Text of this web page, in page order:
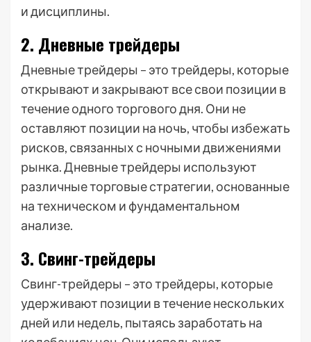
и дисциплины.
2. Дневные трейдеры
Дневные трейдеры – это трейдеры, которые
открывают и закрывают все свои позиции в
течение одного торгового дня. Они не
оставляют позиции на ночь, чтобы избежать
рисков, связанных с ночными движениями
рынка. Дневные трейдеры используют
различные торговые стратегии, основанные
на техническом и фундаментальном
анализе.
3. Свинг-трейдеры
Свинг-трейдеры – это трейдеры, которые
удерживают позиции в течение нескольких
дней или недель, пытаясь заработать на